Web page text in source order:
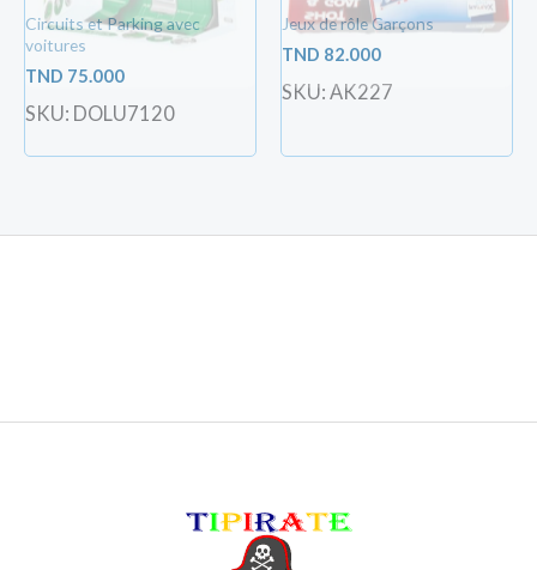
Circuits et Parking avec
voitures
TND 75.000
SKU: DOLU7120
Jeux de rôle Garçons
TND 82.000
SKU: AK227